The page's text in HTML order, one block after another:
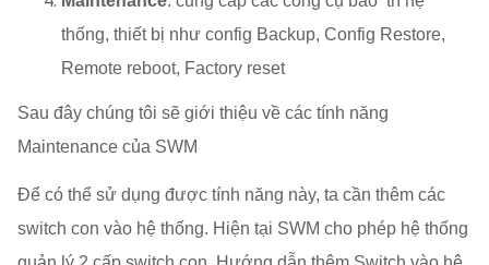
thống, thiết bị như config Backup, Config Restore,
Remote reboot, Factory reset
Sau đây chúng tôi sẽ giới thiệu về các tính năng
Maintenance của SWM
Để có thể sử dụng được tính năng này, ta cần thêm các
switch con vào hệ thống. Hiện tại SWM cho phép hệ thống